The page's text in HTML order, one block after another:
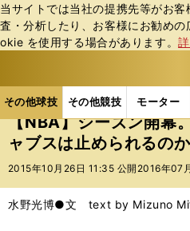
当サイトでは当社の提携先等がお
査・分析したり、お客様にお勧め
okie を使⽤する場合があります。
その他球技 その他競技 モーター
ス
ポ
ル
バ
その他球技の記事一覧
【NBA】シーズン開幕
ャブスは止められるの
2015年10月26日 11:35 公開 2016年07
水野光博●文 text by Mizuno